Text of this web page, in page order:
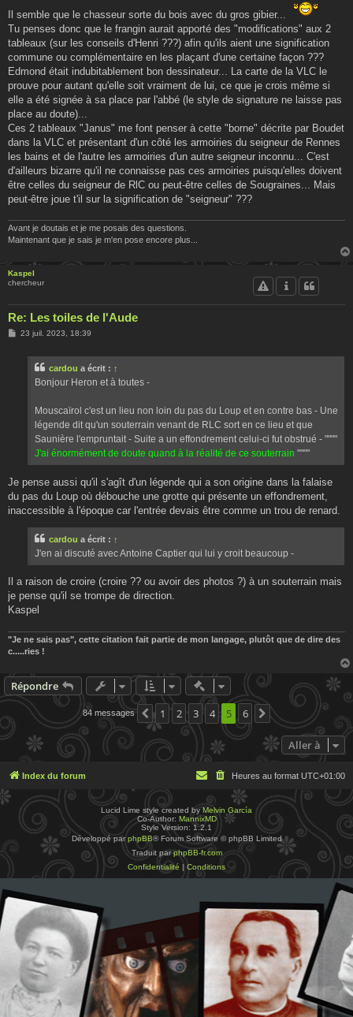
g
e
Il semble que le chasseur sorte du bois avec du gros gibier...
Tu penses donc que le frangin aurait apporté des "modifications" aux 2
tableaux (sur les conseils d'Henri ???) afin qu'ils aient une signification
commune ou complémentaire en les plaçant d'une certaine façon ???
Edmond était indubitablement bon dessinateur... La carte de la VLC le
prouve pour autant qu'elle soit vraiment de lui, ce que je crois même si
elle a été signée à sa place par l'abbé (le style de signature ne laisse pas
place au doute)...
Ces 2 tableaux "Janus" me font penser à cette "borne" décrite par Boudet
dans la VLC et présentant d'un côté les armoiries du seigneur de Rennes
les bains et de l'autre les armoiries d'un autre seigneur inconnu... C'est
d'ailleurs bizarre qu'il ne connaisse pas ces armoiries puisqu'elles doivent
être celles du seigneur de RlC ou peut-être celles de Sougraines... Mais
peut-être joue t'il sur la signification de "seigneur" ???
Avant je doutais et je me posais des questions.
Maintenant que je sais je m'en pose encore plus...
Kaspel
chercheur
Re: Les toiles de l'Aude
M23 juil. 2023, 18:39
cardou a écrit : ↑
Bonjour Heron et à toutes -
Mouscaïrol c'est un lieu non loin du pas du Loup et en contre bas - Une
légende dit qu'un souterrain venant de RLC sort en ce lieu et que
Saunière l'empruntait - Suite a un effondrement celui-ci fut obstrué - """"
J'ai énormément de doute quand à la réalité de ce souterrain """"
Je pense aussi qu'il s'agît d'un légende qui a son origine dans la falaise
du pas du Loup où débouche une grotte qui présente un effondrement,
inaccessible à l'époque car l'entrée devais être comme un trou de renard.
cardou a écrit : ↑
J'en ai discuté avec Antoine Captier qui lui y croit beaucoup -
Il a raison de croire (croire ?? ou avoir des photos ?) à un souterrain mais
je pense qu'il se trompe de direction.
Kaspel
"Je ne sais pas", cette citation fait partie de mon langage, plutôt que de dire des
c.....ries !
Répondre Actions rapides de
84 messages Précédente
1 2 3 4 5 6 Suivante
Aller à
Index du forum Heures au format UTC+01:00
Lucid Lime style created byMelvin García
Co-Author: MannixMD
Style Version: 1.2.1
Développé parphpBB® Forum Software © phpBB Limited
Traduit parphpBB-fr.com
Confidentialité | Conditions